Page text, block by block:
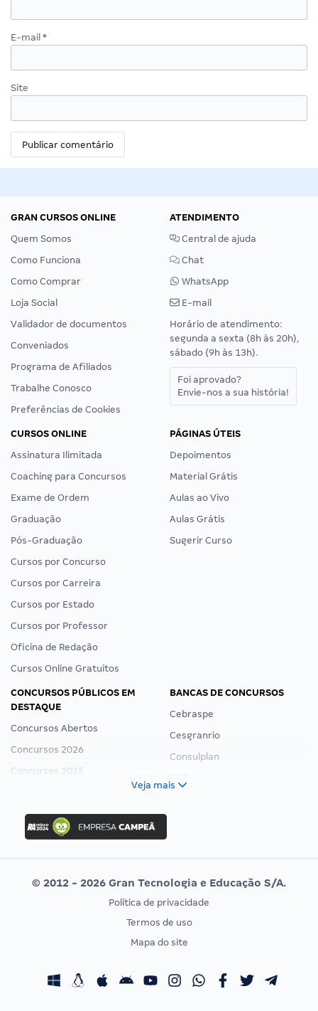
E-mail *
Site
GRAN CURSOS ONLINE
Quem Somos
Como Funciona
Como Comprar
Loja Social
Validador de documentos
Conveniados
Programa de Afiliados
Trabalhe Conosco
Preferências de Cookies
ATENDIMENTO
Central de ajuda
Chat
WhatsApp
E-mail
Horário de atendimento:
segunda a sexta (8h às 20h),
sábado (9h às 13h).
Foi aprovado?
Envie-nos a sua história!
CURSOS ONLINE
Assinatura Ilimitada
Coaching para Concursos
Exame de Ordem
Graduação
Pós-Graduação
Cursos por Concurso
Cursos por Carreira
Cursos por Estado
Cursos por Professor
Oficina de Redação
Cursos Online Gratuitos
PÁGINAS ÚTEIS
Depoimentos
Material Grátis
Aulas ao Vivo
Aulas Grátis
Sugerir Curso
CONCURSOS PÚBLICOS EM
DESTAQUE
Concursos Abertos
Concursos 2026
Concursos 2025
Concurso Ibama
Concurso MPU
Editais publicados
BANCAS DE CONCURSOS
Cebraspe
Cesgranrio
Consulplan
Vunesp
CONCURSOS POR PROFISSÃO
Concursos Fiscais
EXAME DE ORDEM
Calendário OAB
Veja mais
© 2012 - 2026 Gran Tecnologia e Educação S/A.
Política de privacidade
Termos de uso
Mapa do site